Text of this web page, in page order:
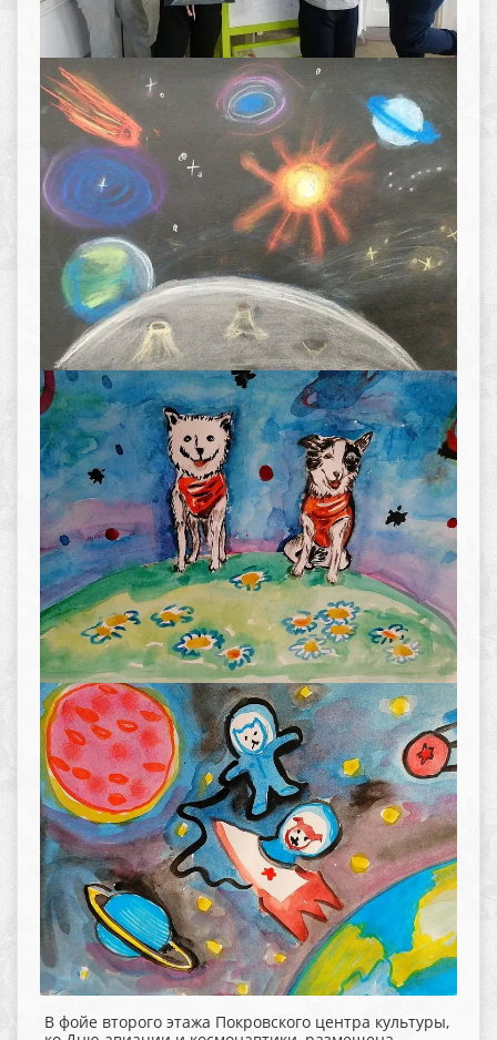
В фойе второго этажа Покровского центра культуры,